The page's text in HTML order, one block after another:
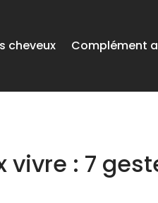
cheveux Complément
vivre : 7